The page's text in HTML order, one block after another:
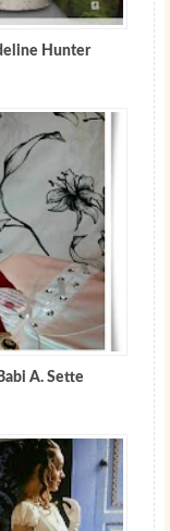
Hunter
A. Sette